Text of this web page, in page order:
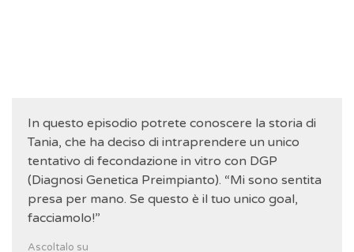
In questo episodio potrete conoscere la storia di
Tania, che ha deciso di intraprendere un unico
tentativo di fecondazione in vitro con DGP
(Diagnosi Genetica Preimpianto). “Mi sono sentita
presa per mano. Se questo è il tuo unico goal,
facciamolo!”
Ascoltalo su